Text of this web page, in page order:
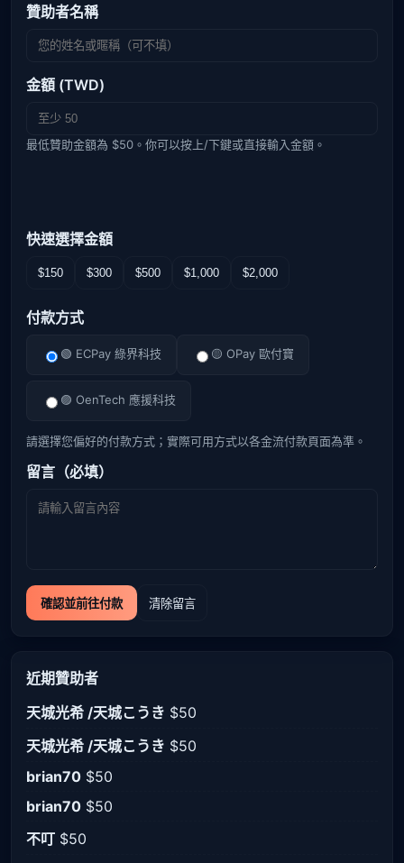
贊助者名稱
金額 (TWD)
最低贊助金額為 $50。你可以按上/下鍵或直接輸入金額。
快速選擇金額
$150 $300 $500 $1,000 $2,000
付款方式
🟢 ECPay 綠界科技 🟡 OPay 歐付寶
🟣 OenTech 應援科技
請選擇您偏好的付款方式；實際可用方式以各金流付款頁面為準。
留言（必填）
確認並前往付款 清除留言
近期贊助者
天城光希 /天城こうき $50
天城光希 /天城こうき $50
brian70 $50
brian70 $50
不叮 $50